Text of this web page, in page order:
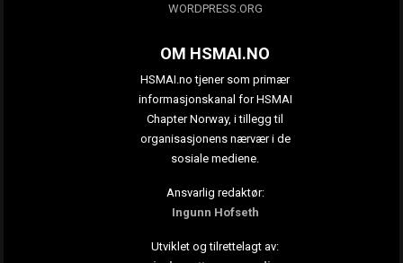
WORDPRESS.ORG
OM HSMAI.NO
HSMAI.no tjener som primær
informasjonskanal for HSMAI
Chapter Norway, i tillegg til
organisasjonens nærvær i de
sosiale mediene.
Ansvarlig redaktør:
Ingunn Hofseth
Utviklet og tilrettelagt av: